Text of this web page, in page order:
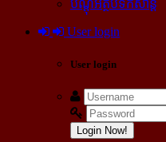
បណ្ដុំអត្ថបទកំសាន្ដ
User login
User login
Login Now!